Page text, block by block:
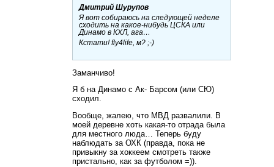
Дмитрий Шурупов
Я вот собираюсь на следующей неделе
сходить на какое-нибудь ЦСКА или
Динамо в КХЛ, ага…
Кстати! fly4life, м? ;-)
Заманчиво!
Я б на Динамо с Ак- Барсом (или СЮ)
сходил.
Вообще, жалею, что МВД развалили. В
моей деревне хоть какая-то отрада была
для местного люда… Теперь буду
наблюдать за ОХК (правда, пока не
привыкну за хоккеем смотреть также
пристально, как за футболом =)).